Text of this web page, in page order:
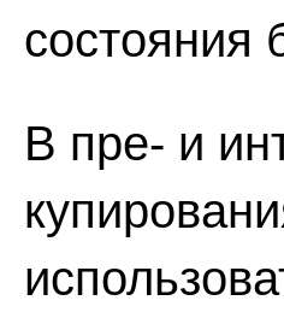
состояния
В пре- и